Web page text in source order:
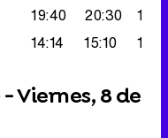
19:40 20:30
14:14 15:10
- Viernes, 8 de